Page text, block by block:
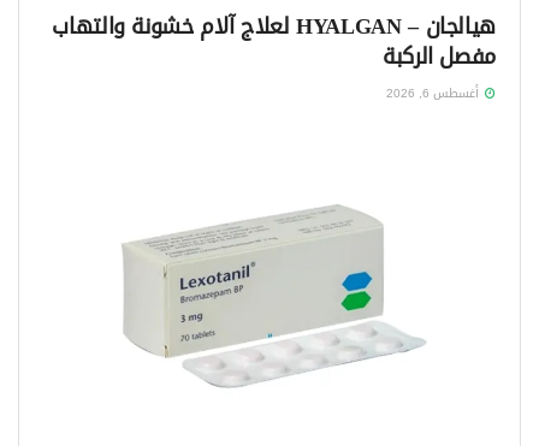
هيالجان – HYALGAN لعلاج آلام خشونة والتهاب
مفصل الركبة
أغسطس 6, 2026